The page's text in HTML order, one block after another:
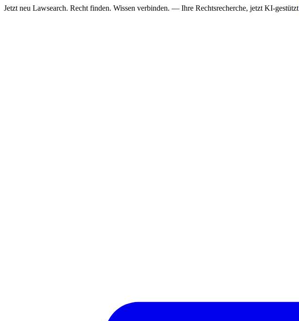
Jetzt neu Lawsearch. Recht finden. Wissen verbinden. — Ihre Rechtsrecherche, jetzt KI-gestützt